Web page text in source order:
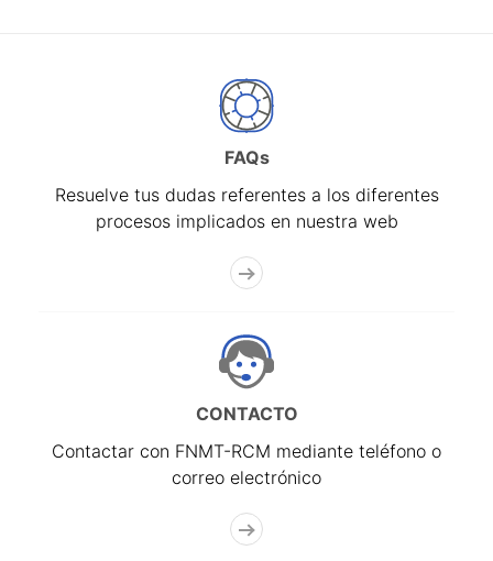
FAQs
Resuelve tus dudas referentes a los diferentes
procesos implicados en nuestra web
CONTACTO
Contactar con FNMT-RCM mediante teléfono o
correo electrónico